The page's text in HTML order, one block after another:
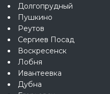
Долгопрудный
Пушкино
Реутов
Сергиев Посад
Воскресенск
Лобня
Ивантеевка
Дубна